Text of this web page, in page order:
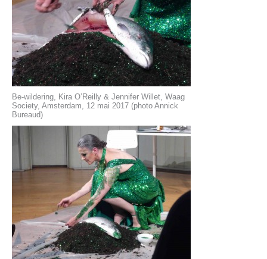
Be-wildering, Kira O’Reilly & Jennifer Willet, Waag
Society, Amsterdam, 12 mai 2017 (photo Annick
Bureaud)